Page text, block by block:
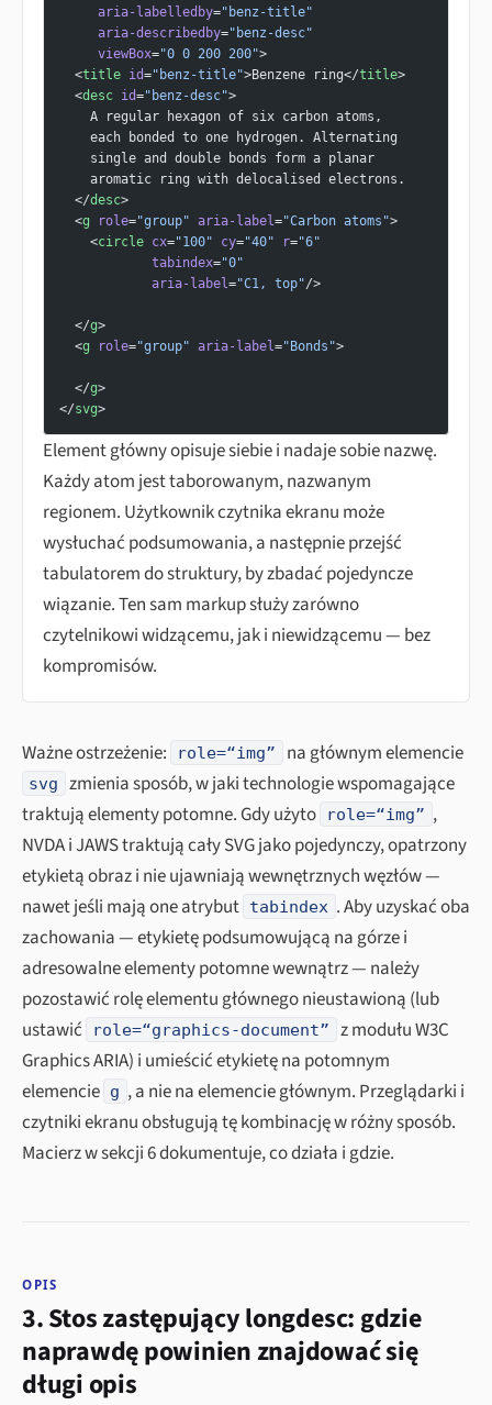
     aria-labelledby
="benz-title"
     aria-describedby
="benz-desc"
     viewBox
="0 0 200 200">
  <
title id="benz-title">Benzene ring</title>
  <
desc id="benz-desc">
    A regular hexagon of six carbon atoms,
    each bonded to one hydrogen. Alternating
    single and double bonds form a planar
    aromatic ring with delocalised electrons.
  </
desc>
  <
g role="group" aria-label ="Carbon atoms">
    <
circle cx="100" cy="40" r="6"
            tabindex
="0"
            aria-label
="C1, top"/>
  </
g>
  <
g role="group" aria-label ="Bonds">
  </
g>
</svg>
Element główny opisuje siebie i nadaje sobie nazwę.
Każdy atom jest taborowanym, nazwanym
regionem. Użytkownik czytnika ekranu może
wysłuchać podsumowania, a następnie przejść
tabulatorem do struktury, by zbadać pojedyncze
wiązanie. Ten sam markup służy zarówno
czytelnikowi widzącemu, jak i niewidzącemu — bez
kompromisów.
Ważne ostrzeżenie: role=“img” na głównym elemencie
svg
zmienia sposób, w jaki technologie wspomagające
traktują elementy potomne. Gdy użyto
role=“img” ,
NVDA i JAWS traktują cały SVG jako pojedynczy, opatrzony
etykietą obraz i nie ujawniają wewnętrznych węzłów —
nawet jeśli mają one atrybut tabindex . Aby uzyskać oba
zachowania — etykietę podsumowującą na górze i
adresowalne elementy potomne wewnątrz — należy
pozostawić rolę elementu głównego nieustawioną (lub
ustawić
role=“graphics-document”
z modułu W3C
Graphics ARIA) i umieścić etykietę na potomnym
elemencie g , a nie na elemencie głównym. Przeglądarki i
czytniki ekranu obsługują tę kombinację w różny sposób.
Macierz w sekcji 6 dokumentuje, co działa i gdzie.
OPIS
3. Stos zastępujący longdesc: gdzie
naprawdę powinien znajdować się
długi opis